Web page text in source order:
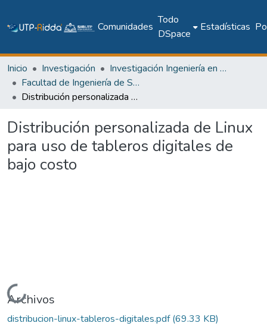
Comunidades
Todo
DSpace
Estadísticas
Inicio Investigación
Investigación Ingeniería en computación e informática
Facultad de Ingeniería de Sistemas Computacionales
Distribución personalizada de Linux para uso de tableros digitales de bajo costo
Distribución personalizada de Linux
para uso de tableros digitales de
bajo costo
Cargando...
Archivos
distribucion-linux-tableros-digitales.pdf(69.33 KB)